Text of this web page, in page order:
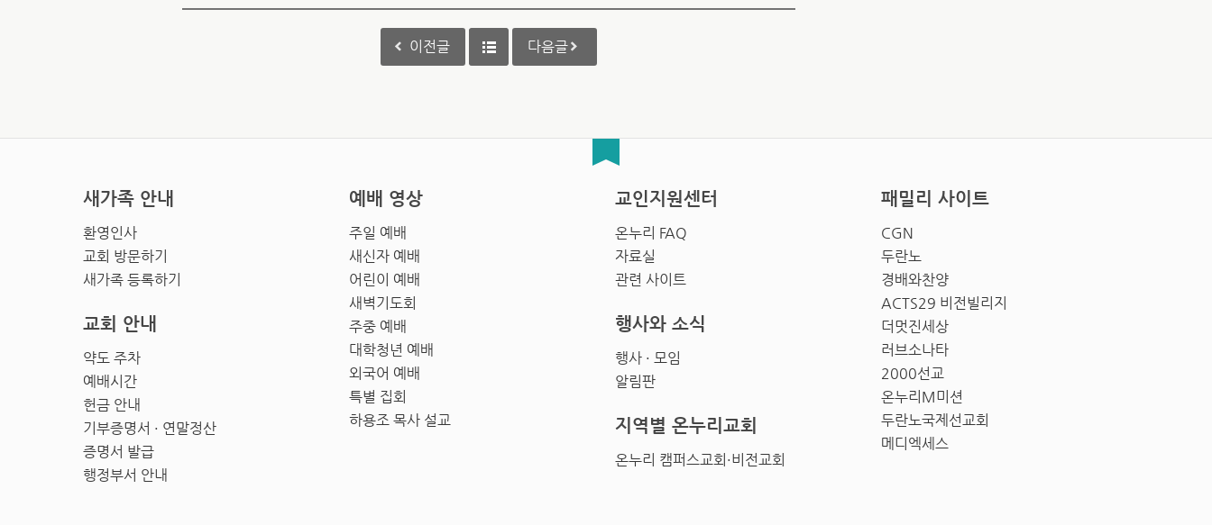
이전글 다음글
새가족 안내
환영인사
교회 방문하기
새가족 등록하기
예배 영상
주일 예배
새신자 예배
어린이 예배
새벽기도회
주중 예배
대학청년 예배
외국어 예배
특별 집회
하용조 목사 설교
교인지원센터
온누리 FAQ
자료실
관련 사이트
패밀리 사이트
CGN
두란노
경배와찬양
ACTS29 비전빌리지
더멋진세상
러브소나타
2000선교
온누리M미션
두란노국제선교회
메디엑세스
교회 안내
약도 주차
예배시간
헌금 안내
기부증명서 · 연말정산
증명서 발급
행정부서 안내
행사와 소식
행사 · 모임
알림판
지역별 온누리교회
온누리 캠퍼스교회·비전교회